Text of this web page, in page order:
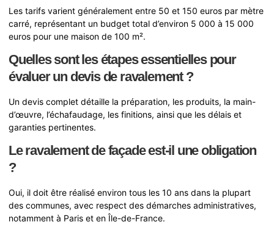
Les tarifs varient généralement entre 50 et 150 euros par mètre
carré, représentant un budget total d’environ 5 000 à 15 000
euros pour une maison de 100 m².
Quelles sont les étapes essentielles pour
évaluer un devis de ravalement ?
Un devis complet détaille la préparation, les produits, la main-
d’œuvre, l’échafaudage, les finitions, ainsi que les délais et
garanties pertinentes.
Le ravalement de façade est-il une obligation
?
Oui, il doit être réalisé environ tous les 10 ans dans la plupart
des communes, avec respect des démarches administratives,
notamment à Paris et en Île-de-France.